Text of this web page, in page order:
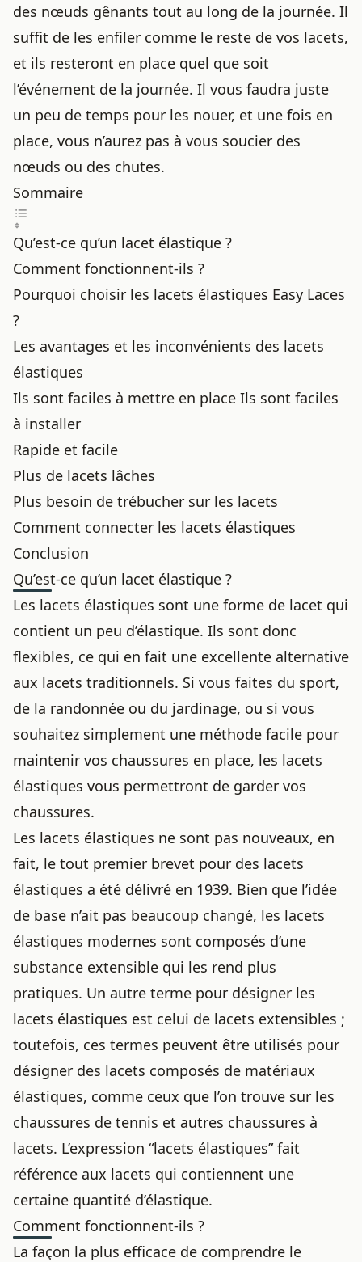
des nœuds gênants tout au long de la journée. Il
suffit de les enfiler comme le reste de vos lacets,
et ils resteront en place quel que soit
l’événement de la journée. Il vous faudra juste
un peu de temps pour les nouer, et une fois en
place, vous n’aurez pas à vous soucier des
nœuds ou des chutes.
Sommaire
Qu’est-ce qu’un lacet élastique ?
Comment fonctionnent-ils ?
Pourquoi choisir les lacets élastiques Easy Laces
?
Les avantages et les inconvénients des lacets
élastiques
Ils sont faciles à mettre en place Ils sont faciles
à installer
Rapide et facile
Plus de lacets lâches
Plus besoin de trébucher sur les lacets
Comment connecter les lacets élastiques
Conclusion
Qu’est-ce qu’un lacet élastique ?
Les lacets élastiques sont une forme de lacet qui
contient un peu d’élastique. Ils sont donc
flexibles, ce qui en fait une excellente alternative
aux lacets traditionnels. Si vous faites du sport,
de la randonnée ou du jardinage, ou si vous
souhaitez simplement une méthode facile pour
maintenir vos chaussures en place, les lacets
élastiques vous permettront de garder vos
chaussures.
Les lacets élastiques ne sont pas nouveaux, en
fait, le tout premier brevet pour des lacets
élastiques a été délivré en 1939. Bien que l’idée
de base n’ait pas beaucoup changé, les lacets
élastiques modernes sont composés d’une
substance extensible qui les rend plus
pratiques. Un autre terme pour désigner les
lacets élastiques est celui de lacets extensibles ;
toutefois, ces termes peuvent être utilisés pour
désigner des lacets composés de matériaux
élastiques, comme ceux que l’on trouve sur les
chaussures de tennis et autres chaussures à
lacets. L’expression “lacets élastiques” fait
référence aux lacets qui contiennent une
certaine quantité d’élastique.
Comment fonctionnent-ils ?
La façon la plus efficace de comprendre le